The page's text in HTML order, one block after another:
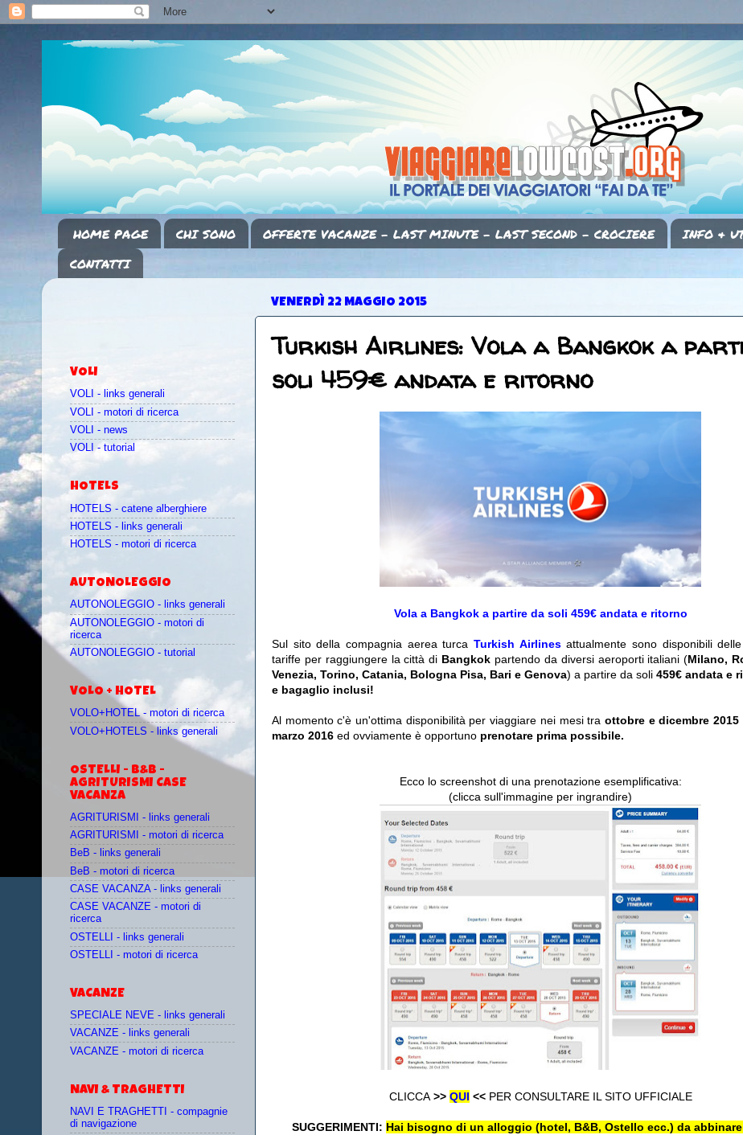
HOME PAGE CHI SONO OFFERTE VACANZE - LAST MINUTE - LAST SECOND - CROCIERE INFO &
CONTATTI
VENERDÌ 22 MAGGIO 2015
Turkish Airlines: Vola a Bangkok a
soli 459€ andata e ritorno
Vola a Bangkok a partire da soli 459€ andata e ritorno
Sul sito della compagnia aerea turca Turkish Airlinesattualmente sono disponibili
tariffe per raggiungere la città di Bangkok partendo da diversi aeroporti italiani (Milano,
Venezia, Torino, Catania, Bologna Pisa, Bari e Genova) a partire da soli 459€ andata e
e bagaglio inclusi!
Al momento c'è un'ottima disponibilità per viaggiare nei mesi tra ottobre e dicembre 2015
marzo 2016 ed ovviamente è opportuno prenotare prima possibile.
Ecco lo screenshot di una prenotazione esemplificativa:
(clicca sull'immagine per ingrandire)
CLICCA>> QUI <<PER CONSULTARE IL SITO UFFICIALE
SUGGERIMENTI: Hai bisogno di un alloggio (hotel, B&B, Ostello ecc.) da
VOLI
VOLI - links generali
VOLI - motori di ricerca
VOLI - news
VOLI - tutorial
HOTELS
HOTELS - catene alberghiere
HOTELS - links generali
HOTELS - motori di ricerca
AUTONOLEGGIO
AUTONOLEGGIO - links generali
AUTONOLEGGIO - motori di
ricerca
AUTONOLEGGIO - tutorial
VOLO + HOTEL
VOLO+HOTEL - motori di ricerca
VOLO+HOTELS - links generali
OSTELLI - B&B -
AGRITURISMI CASE
VACANZA
AGRITURISMI - links generali
AGRITURISMI - motori di ricerca
BeB - links generali
BeB - motori di ricerca
CASE VACANZA - links generali
CASE VACANZE - motori di
ricerca
OSTELLI - links generali
OSTELLI - motori di ricerca
VACANZE
SPECIALE NEVE - links generali
VACANZE - links generali
VACANZE - motori di ricerca
NAVI & TRAGHETTI
NAVI E TRAGHETTI - compagnie
di navigazione